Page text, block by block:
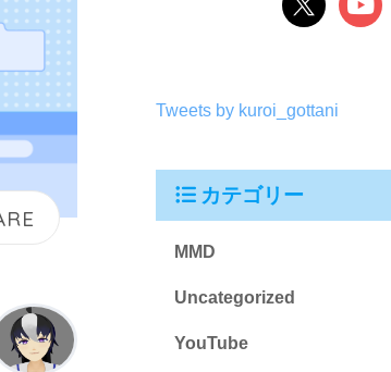
Tweets by kuroi_gottani
カテゴリー
MMD
Uncategorized
YouTube